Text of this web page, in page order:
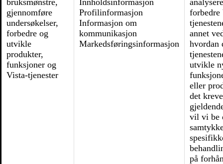
bruksmønstre,
gjennomføre
undersøkelser,
forbedre og
utvikle
produkter,
funksjoner og
Vista-tjenester
Innholdsinformasjon
Profilinformasjon
Informasjon om
kommunikasjon
Markedsføringsinformasjon
forbedre
annet
hvordan
utvikle
eller
det
vil vi be
på